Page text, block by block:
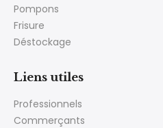
Pompons
Frisure
Déstockage
Liens utiles
Professionnels
Commerçants